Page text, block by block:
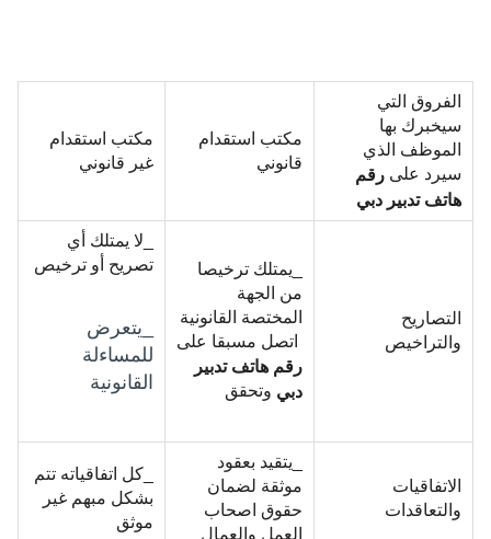
الفروق التي
سيخبرك بها
الموظف الذي
سيرد على رقم
هاتف تدبير دبي
مكتب استقدام
قانوني
مكتب استقدام
غير قانوني
التصاريح
والتراخيص
_يمتلك ترخيصا
من الجهة
المختصة القانونية
اتصل مسبقا على
رقم هاتف تدبير
دبي وتحقق
_لا يمتلك أي
تصريح أو ترخيص
_يتعرض
للمساءلة
القانونية
الاتفاقيات
والتعاقدات
_يتقيد بعقود
موثقة لضمان
حقوق اصحاب
العمل والعمال
_كل اتفاقياته تتم
بشكل مبهم غير
موثق